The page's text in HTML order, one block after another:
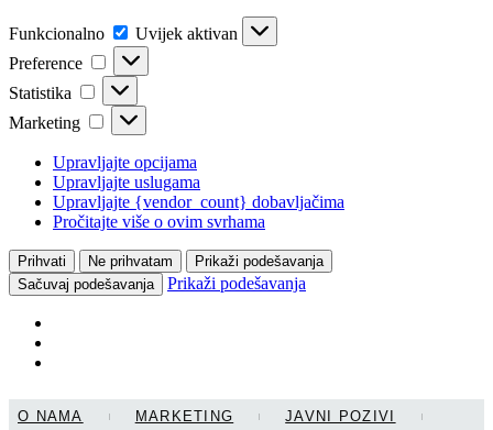
Funkcionalno Funkcionalno
Uvijek aktivan
Preference
Preference
Statistika Statistika
Marketing Marketing
Upravljajte opcijama
Upravljajte uslugama
Upravljajte {vendor_count} dobavljačima
Pročitajte više o ovim svrhama
Prihvati Ne prihvatam
Prikaži podešavanja
Sačuvaj podešavanja
Prikaži podešavanja
Skip
toO NAMA MARKETING JAVNI POZIVI